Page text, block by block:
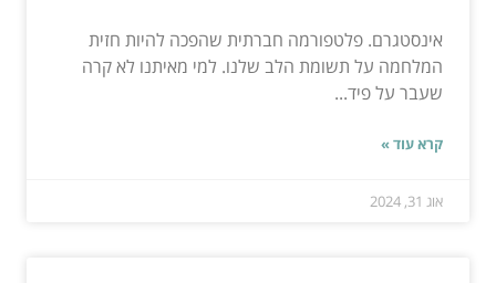
אינסטגרם. פלטפורמה חברתית שהפכה להיות חזית
המלחמה על תשומת הלב שלנו. למי מאיתנו לא קרה
שעבר על פיד...
קרא עוד »
אוג 31, 2024